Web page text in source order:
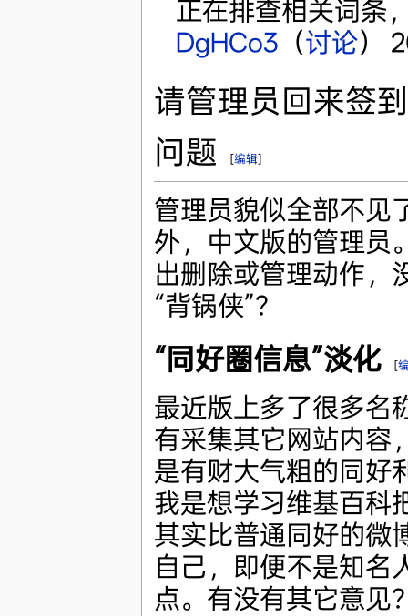
正在排查相关词条
DgHCo3 （讨论）
请管理员回来签
问题
[编辑]
管理员貌似全部不见
外，中文版的管理员
出删除或管理动作，
“背锅侠”？
“同好圈信息”淡化 [
最近版上多了很多名
有采集其它网站内容
是有财大气粗的同好
我是想学习维基百科
其实比普通同好的微
自己，即便不是知名
点。有没有其它意见